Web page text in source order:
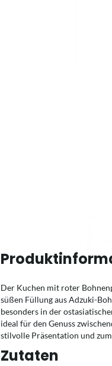
Der Kuchen mit roter
süßen Füllung aus Adzuki-
besonders in der
ideal für den Genuss
stilvolle Präsentation und
Zutaten